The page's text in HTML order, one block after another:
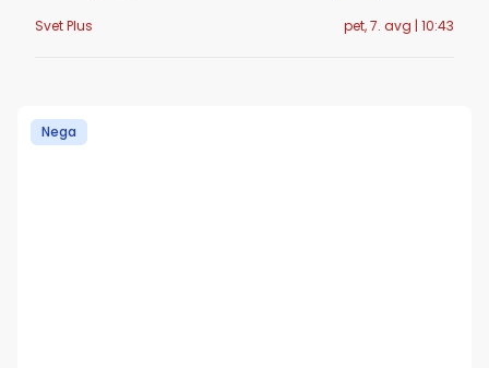
Svet Plus pet, 7. avg | 10:43
Nega